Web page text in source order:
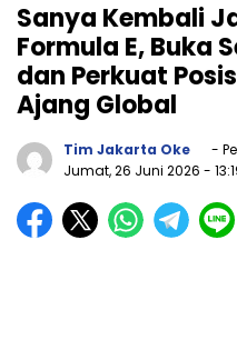
Sanya Kembali
Formula E, Buka
dan Perkuat
Ajang Global
Tim Jakarta Oke
-
Jumat, 26 Juni 2026 -